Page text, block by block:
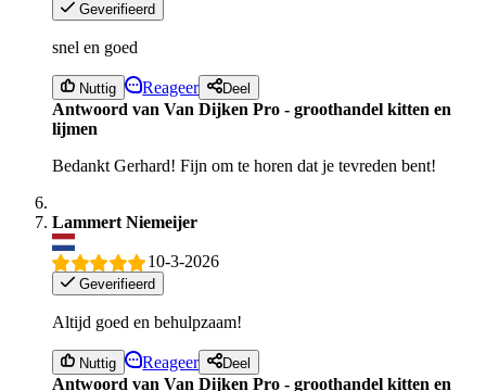
Geverifieerd
snel en goed
Nuttig Reageer Deel
Antwoord van Van Dijken Pro - groothandel kitten en
lijmen
Bedankt Gerhard! Fijn om te horen dat je tevreden bent!
Lammert Niemeijer
10-3-2026
Geverifieerd
Altijd goed en behulpzaam!
Nuttig Reageer Deel
Antwoord van Van Dijken Pro - groothandel kitten en